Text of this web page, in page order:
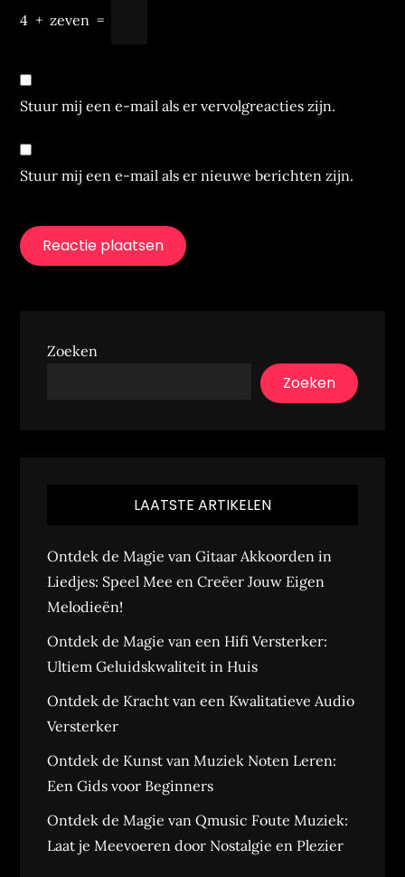
4 + zeven =
Stuur mij een e-mail als er vervolgreacties zijn.
Stuur mij een e-mail als er nieuwe berichten zijn.
Zoeken
Zoeken
LAATSTE ARTIKELEN
Ontdek de Magie van Gitaar Akkoorden in
Liedjes: Speel Mee en Creëer Jouw Eigen
Melodieën!
Ontdek de Magie van een Hifi Versterker:
Ultiem Geluidskwaliteit in Huis
Ontdek de Kracht van een Kwalitatieve Audio
Versterker
Ontdek de Kunst van Muziek Noten Leren:
Een Gids voor Beginners
Ontdek de Magie van Qmusic Foute Muziek:
Laat je Meevoeren door Nostalgie en Plezier